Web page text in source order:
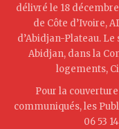
délivré le 18
de Côte d’Ivoire,
d’Abidjan-Plateau.
Abidjan, dans la
logements,
Pour la
communiqués, les
06 53